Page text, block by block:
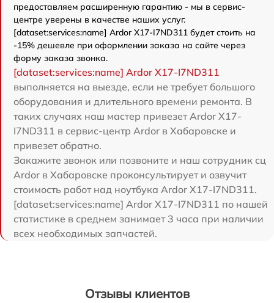
предоставляем расширенную гарантию - мы в сервис-
центре уверены в качестве наших услуг.
[dataset:services:name] Ardor X17-I7ND311 будет стоить на
-15% дешевле при оформлении заказа на сайте через
форму заказа звонка.
[dataset:services:name] Ardor X17-I7ND311
выполняется на выезде, если не требует большого
оборудования и длительного времени ремонта. В
таких случаях наш мастер привезет Ardor X17-
I7ND311 в сервис-центр Ardor в Хабаровске и
привезет обратно.
Закажите звонок или позвоните и наш сотрудник сц
Ardor в Хабаровске проконсультирует и озвучит
стоимость работ над ноутбука Ardor X17-I7ND311.
[dataset:services:name] Ardor X17-I7ND311 по нашей
статистике в среднем занимает 3 часа при наличии
всех необходимых запчастей.
Отзывы клиентов